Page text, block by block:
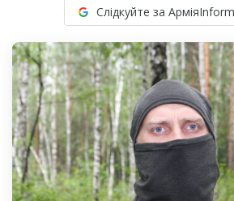
Слідкуйте за